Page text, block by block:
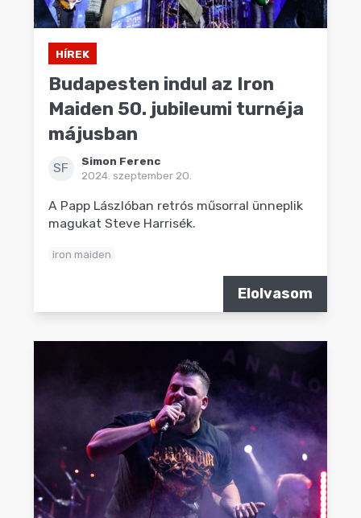
HÍREK
Budapesten indul az Iron
Maiden 50. jubileumi turnéja
májusban
SF
Simon Ferenc
2024. szeptember 20.
A Papp Lászlóban retrós műsorral ünneplik
magukat Steve Harrisék.
iron maiden
Elolvasom